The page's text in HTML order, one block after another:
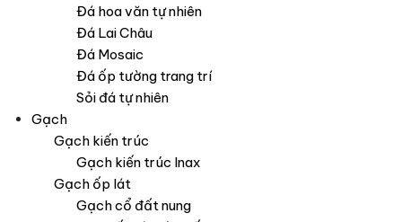
Đá hoa văn tự nhiên
Đá Lai Châu
Đá Mosaic
Đá ốp tường trang trí
Sỏi đá tự nhiên
Gạch
Gạch kiến trúc
Gạch kiến trúc Inax
Gạch ốp lát
Gạch cổ đất nung